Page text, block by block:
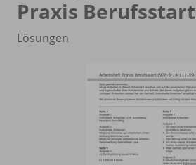
Praxis Berufsstart
Lösungen